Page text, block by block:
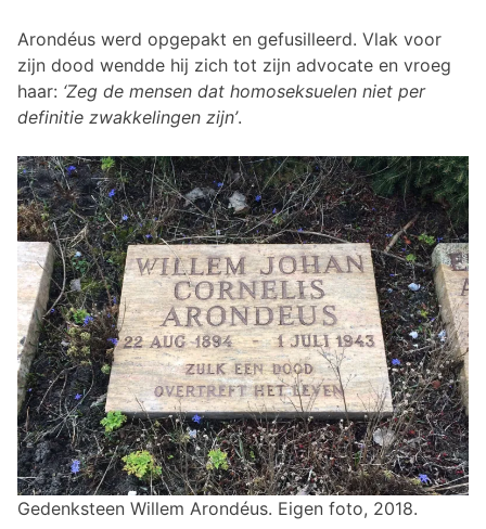
Arondéus werd opgepakt en gefusilleerd. Vlak voor
zijn dood wendde hij zich tot zijn advocate en vroeg
haar: ‘Zeg de mensen dat homoseksuelen niet per
definitie zwakkelingen zijn’.
Gedenksteen Willem Arondéus. Eigen foto, 2018.